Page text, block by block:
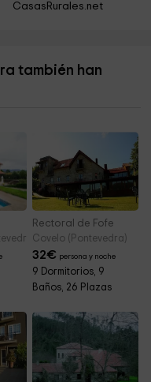
3,6 km
3,7 km
CasasRurales.net
también han
Rectoral de Fofe
Covelo (Pontevedra)
32€ persona y noche
9 Dormitorios, 9
Baños, 26 Plazas